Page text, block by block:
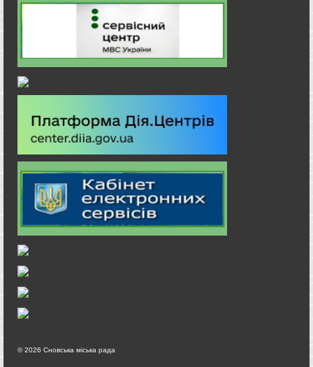
© 2026 Сновська міська рада